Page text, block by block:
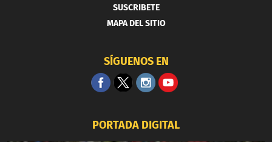
SUSCRIBETE
MAPA DEL SITIO
SÍGUENOS EN
PORTADA DIGITAL